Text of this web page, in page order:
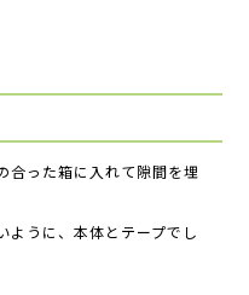
合った箱に入れて隙間を埋
ように、本体とテープでし